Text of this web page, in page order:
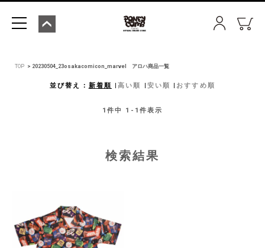
TOP 20230504_23osakacomicon_marvel アロハ商品一覧
並び替え 新着順 高い順 安い順 おすすめ順
1件中 1 - 1 件表示
検索結果